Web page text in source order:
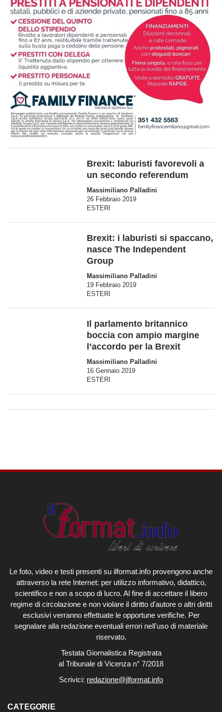
Brexit: laburisti favorevoli a
un secondo referendum
Massimiliano Palladini
26 Febbraio 2019
ESTERI
Brexit: i laburisti si spaccano,
nasce The Independent
Group
Massimiliano Palladini
19 Febbraio 2019
ESTERI
Il parlamento britannico
boccia con ampio margine
l’accordo per la Brexit
Massimiliano Palladini
16 Gennaio 2019
ESTERI
Le foto, video e testi presenti su ilformat.info provengono anche
attraverso la rete Internet: per utilizzo informativo, didattico,
scientifico e non a scopo di lucro. Al fine di accettare il libero
regime di circolazione e non violare il diritto d'autore o altri diritti
esclusivi verranno effettuate le opportune verifiche. Per
segnalare alla redazione eventuali errori nell'uso di materiale
riservato.
Testata Giornalistica Registrata
al Tribunale di Vicenza n° 7/2018
Scrivici: redazione@ilformat.info
CATEGORIE